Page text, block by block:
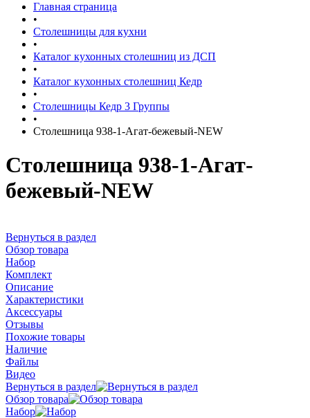
Главная страница
•
Столешницы для кухни
•
Каталог кухонных столешниц из ДСП
•
Каталог кухонных столешниц Кедр
•
Столешницы Кедр 3 Группы
•
Столешница 938-1-Агат-бежевый-NEW
Столешница 938-1-Агат-
ежевый-NEW
ернуться в раздел
Обзор товара
Набор
Комплект
Описание
Характеристики
Аксессуары
Отзывы
Похожие товары
Наличие
Файлы
идео
ернуться в раздел
Обзор товара
Набор